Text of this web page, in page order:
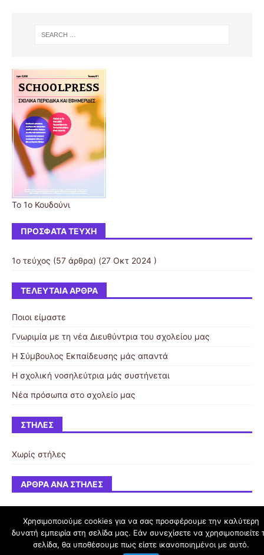
Το 1ο Κουδούνι
ΠΡΌΣΦΑΤΑ ΤΕΎΧΗ
1ο τεύχος (57 άρθρα) (27 Οκτ 2024 )
ΤΕΛΕΥΤΑΊΑ ΆΡΘΡΑ
Ποιοι είμαστε
Γνωριμία με τη νέα Διευθύντρια του σχολείου μας
Η Σύμβουλος Εκπαίδευσης μάς απαντά
Η σχολική νοσηλεύτρια μάς συστήνεται
Νέα πρόσωπα στο σχολείο μας
ΣΤΉΛΕΣ
Χωρίς στήλες
ΆΡΘΡΑ ΑΝΆ ΣΤΉΛΕΣ
schoolpress.sch.gr
Χρησιμοποιούμε cookies για να σας προσφέρουμε την καλύτερη
δυνατή εμπειρία στη σελίδα μας. Εάν συνεχίσετε να χρησιμοποιείτε
σελίδα, θα υποθέσουμε πως είστε ικανοποιημένοι με αυτό.